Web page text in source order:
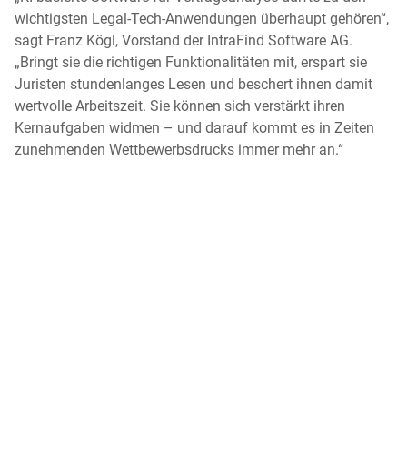
wichtigsten Legal-Tech-Anwendungen überhaupt gehören“,
sagt Franz Kögl, Vorstand der IntraFind Software AG.
„Bringt sie die richtigen Funktionalitäten mit, erspart sie
Juristen stundenlanges Lesen und beschert ihnen damit
wertvolle Arbeitszeit. Sie können sich verstärkt ihren
Kernaufgaben widmen – und darauf kommt es in Zeiten
zunehmenden Wettbewerbsdrucks immer mehr an.“